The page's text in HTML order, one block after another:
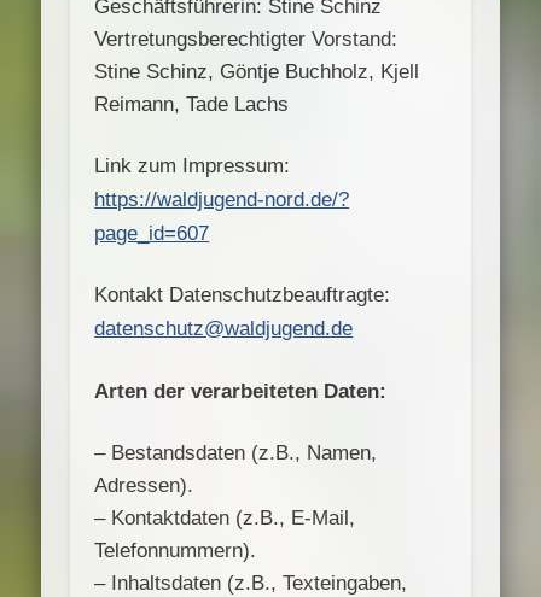
Geschäftsführerin: Stine Schinz
Vertretungsberechtigter Vorstand:
Stine Schinz, Göntje Buchholz, Kjell
Reimann, Tade Lachs
Link zum Impressum:
https://waldjugend-nord.de/?
page_id=607
Kontakt Datenschutzbeauftragte:
datenschutz@waldjugend.de
Arten der verarbeiteten Daten:
– Bestandsdaten (z.B., Namen,
Adressen).
– Kontaktdaten (z.B., E-Mail,
Telefonnummern).
– Inhaltsdaten (z.B., Texteingaben,